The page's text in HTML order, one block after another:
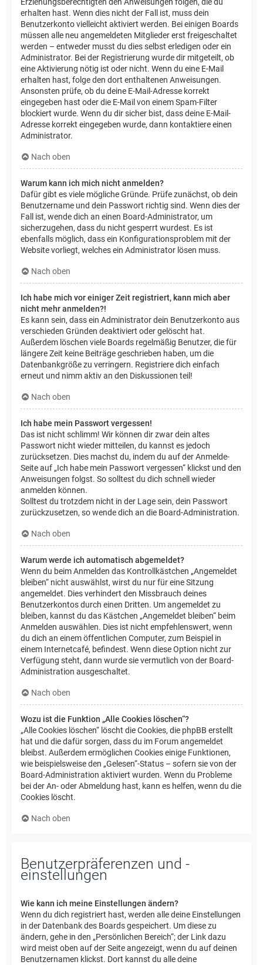
erhalten hast. Wenn dies nicht der Fall ist, muss dein
Benutzerkonto vielleicht aktiviert werden. Bei einigen Boards
müssen alle neu angemeldeten Mitglieder erst freigeschaltet
werden – entweder musst du dies selbst erledigen oder ein
Administrator. Bei der Registrierung wurde dir mitgeteilt, ob
eine Aktivierung nötig ist oder nicht. Wenn du eine E-Mail
erhalten hast, folge den dort enthaltenen Anweisungen.
Ansonsten prüfe, ob du deine E-Mail-Adresse korrekt
eingegeben hast oder die E-Mail von einem Spam-Filter
blockiert wurde. Wenn du dir sicher bist, dass deine E-Mail-
Adresse korrekt eingegeben wurde, dann kontaktiere einen
Administrator.
Nach oben
Warum kann ich mich nicht anmelden?
Dafür gibt es viele mögliche Gründe. Prüfe zunächst, ob dein
Benutzername und dein Passwort richtig sind. Wenn dies der
Fall ist, wende dich an einen Board-Administrator, um
sicherzugehen, dass du nicht gesperrt wurdest. Es ist
ebenfalls möglich, dass ein Konfigurationsproblem mit der
Website vorliegt, welches ein Administrator lösen muss.
Nach oben
Ich habe mich vor einiger Zeit registriert, kann mich aber
nicht mehr anmelden?!
Es kann sein, dass ein Administrator dein Benutzerkonto aus
verschieden Gründen deaktiviert oder gelöscht hat.
Außerdem löschen viele Boards regelmäßig Benutzer, die für
längere Zeit keine Beiträge geschrieben haben, um die
Datenbankgröße zu verringern. Registriere dich einfach
erneut und nimm aktiv an den Diskussionen teil!
Nach oben
Ich habe mein Passwort vergessen!
Das ist nicht schlimm! Wir können dir zwar dein altes
Passwort nicht wieder mitteilen, du kannst es jedoch
zurücksetzen. Dies machst du, indem du auf der Anmelde-
Seite auf „Ich habe mein Passwort vergessen“ klickst und den
Anweisungen folgst. So solltest du dich schnell wieder
anmelden können.
Solltest du trotzdem nicht in der Lage sein, dein Passwort
zurückzusetzen, so wende dich an die Board-Administration.
Nach oben
Warum werde ich automatisch abgemeldet?
Wenn du beim Anmelden das Kontrollkästchen „Angemeldet
bleiben“ nicht auswählst, wirst du nur für eine Sitzung
angemeldet. Dies verhindert den Missbrauch deines
Benutzerkontos durch einen Dritten. Um angemeldet zu
bleiben, kannst du das Kästchen „Angemeldet bleiben“ beim
Anmelden auswählen. Dies ist nicht empfehlenswert, wenn
du dich an einem öffentlichen Computer, zum Beispiel in
einem Internetcafé, befindest. Wenn diese Option nicht zur
Verfügung steht, dann wurde sie vermutlich von der Board-
Administration ausgeschaltet.
Nach oben
Wozu ist die Funktion „Alle Cookies löschen“?
„Alle Cookies löschen“ löscht die Cookies, die phpBB erstellt
hat und die dafür sorgen, dass du im Forum angemeldet
bleibst. Außerdem ermöglichen Cookies einige Funktionen,
wie beispielsweise den „Gelesen“-Status – sofern sie von der
Board-Administration aktiviert wurden. Wenn du Probleme
bei der An- oder Abmeldung hast, kann es helfen, wenn du die
Cookies löscht.
Nach oben
Benutzerpräferenzen und -
einstellungen
Wie kann ich meine Einstellungen ändern?
Wenn du dich registriert hast, werden alle deine Einstellungen
in der Datenbank des Boards gespeichert. Um diese zu
ändern, gehe in den „Persönlichen Bereich“; der Link dazu
wird meist oben auf der Seite angezeigt, wenn du auf deinen
Benutzernamen klickst. Dort kannst du alle deine